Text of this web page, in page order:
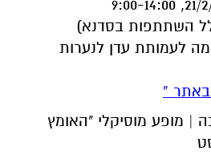
»
| מופע מוסיקלי "האומץ
משתפת בסיפור המסע
חלום ישן והחלה ללמוד
37. בית הקפה פתוח לארוחות בראנץ'